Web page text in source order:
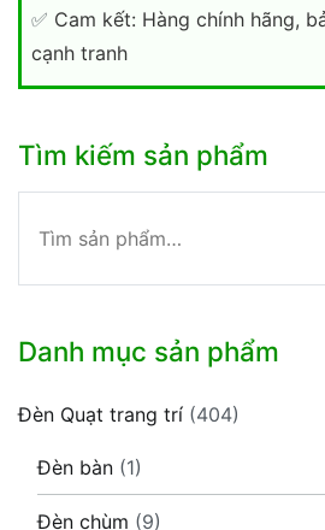
✅ Cam kết: Hàng chính hãng,
cạnh tranh
Tìm kiếm sản phẩm
kiếm:
Danh mục sản phẩm
Đèn Quạt trang trí (404)
Đèn bàn (1)
Đèn chùm (9)